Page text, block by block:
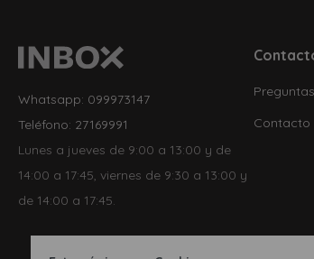
Whatsapp: 099973147
Teléfono: 27169991
Lunes a jueves de 9:00 a 13:00 y de
14:00 a 17:45, viernes de 9:30 a 13:00 y
de 14:00 a 17:45.
Contacto